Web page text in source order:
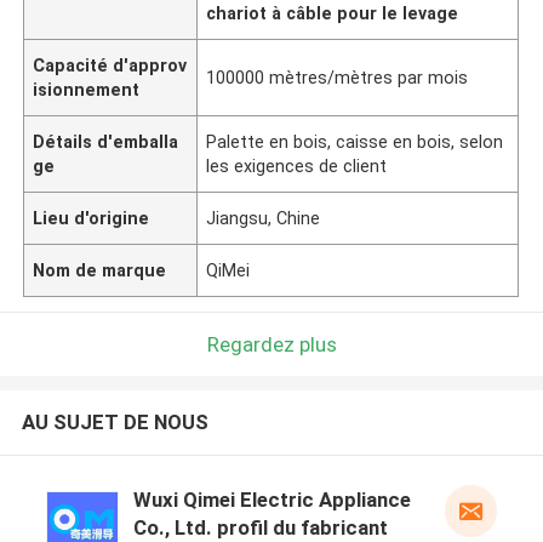
chariot à câble pour le levage
Capacité d'approv
isionnement
100000 mètres/mètres par mois
Détails d'emballa
ge
Palette en bois, caisse en bois, selon
les exigences de client
Lieu d'origine Jiangsu, Chine
Nom de marque QiMei
Regardez plus
AU SUJET DE NOUS
Wuxi Qimei Electric Appliance
Co., Ltd. profil du fabricant